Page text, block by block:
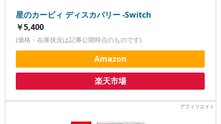
星のカービィ ディスカバリー -Switch
￥5,400
(価格・在庫状況は記事公開時点のものです)
Amazon
楽天市場